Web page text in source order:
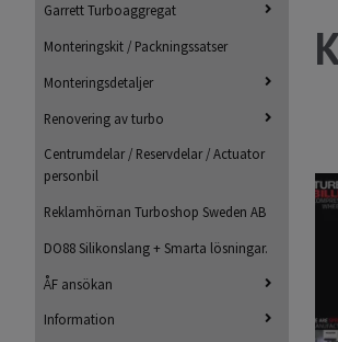
Garrett Turboaggregat
Monteringskit / Packningssatser
Monteringsdetaljer
Renovering av turbo
Centrumdelar / Reservdelar / Actuator
personbil
Reklamhörnan Turboshop Sweden AB
DO88 Silikonslang + Smarta lösningar.
ÅF ansökan
Information